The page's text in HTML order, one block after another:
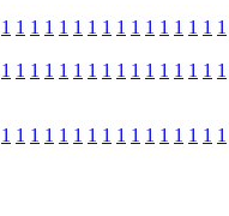
1 1 1 1 1 1 1 1 1 1 1 1 1 1 1 1
1 1 1 1 1 1 1 1 1 1 1 1 1 1 1 1
1 1 1 1 1 1 1 1 1 1 1 1 1 1 1 1